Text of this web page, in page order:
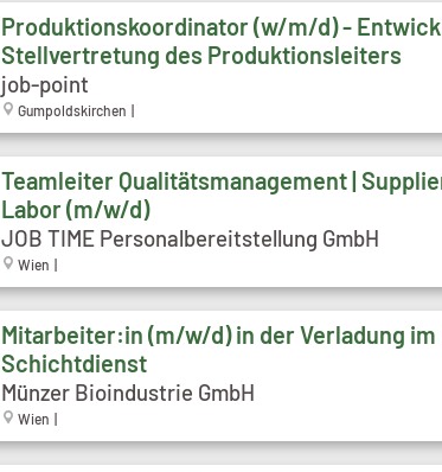
Produktionskoordinator (w/m/d) -
Stellvertretung des Produktionsleiters
job-point
Gumpoldskirchen |
Teamleiter Qualitätsmanagement |
Labor (m/w/d)
JOB TIME Personalbereitstellung GmbH
Wien |
Mitarbeiter:in (m/w/d) in der Verladung im
Schichtdienst
Münzer Bioindustrie GmbH
Wien |